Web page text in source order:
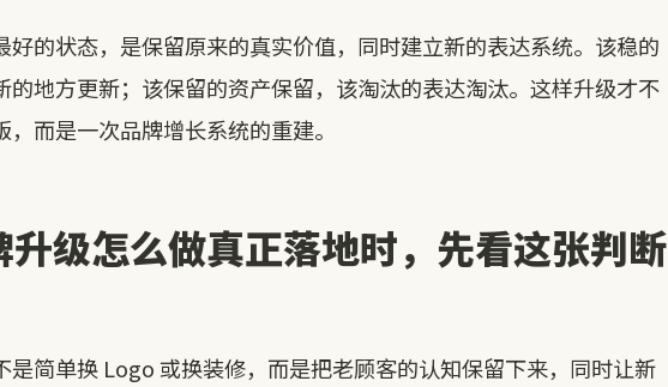
好的状态，是保留原来的真实价值，同时建立新的表达系统。该稳的
的地方更新；该保留的资产保留，该淘汰的表达淘汰。这样升级才不
而是一次品牌增长系统的重建。
升级怎么做真正落地时，先看这张判断
是简单换 Logo 或换装修，而是把老顾客的认知保留下来，同时让新